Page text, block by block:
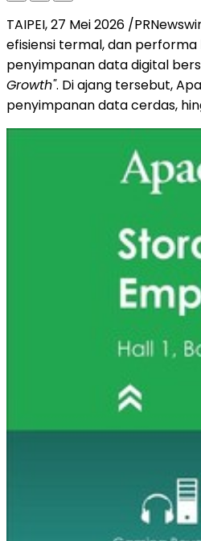
TAIPEI, 27 Mei 2026 /
efisiensi termal, dan
penyimpanan data digital
Growth". Di ajang tersebut,
penyimpanan data cerdas,